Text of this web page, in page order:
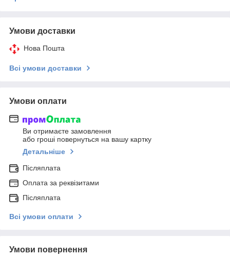
Умови доставки
Нова Пошта
Всі умови доставки
Умови оплати
Ви отримаєте замовлення
або гроші повернуться на вашу картку
Детальніше
Післяплата
Оплата за реквізитами
Післяплата
Всі умови оплати
Умови повернення